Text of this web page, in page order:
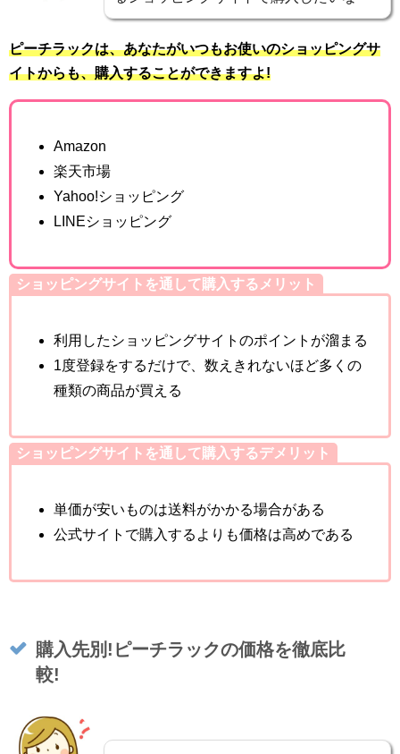
ピーチラックは、あなたがいつもお使いのショッピングサ
イトからも、購入することができますよ!
Amazon
楽天市場
Yahoo!ショッピング
LINEショッピング
ショッピングサイトを通して購入するメリット
利用したショッピングサイトのポイントが溜まる
1度登録をするだけで、数えきれないほど多くの
種類の商品が買える
ショッピングサイトを通して購入するデメリット
単価が安いものは送料がかかる場合がある
公式サイトで購入するよりも価格は高めである
購入先別!ピーチラックの価格を徹底比
較!